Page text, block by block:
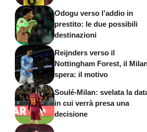
Odogu verso l’addio in
prestito: le due possibili
destinazioni
Reijnders verso il
Nottingham Forest, il
spera: il motivo
Soulé-Milan: svelata la
in cui verrà presa una
decisione